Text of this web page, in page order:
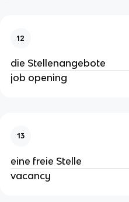
12
die Stellenangebote
job opening
13
eine freie Stelle
vacancy